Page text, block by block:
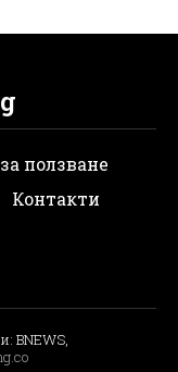
ползване
Контакти
BNEWS,